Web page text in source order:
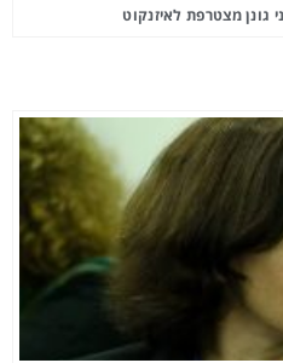
גונן מצטרפת לאיזנקוט